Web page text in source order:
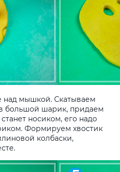
над мышкой. Скатываем
большой шарик, придаем
носиком, его надо
Формируем хвостик
колбаски,